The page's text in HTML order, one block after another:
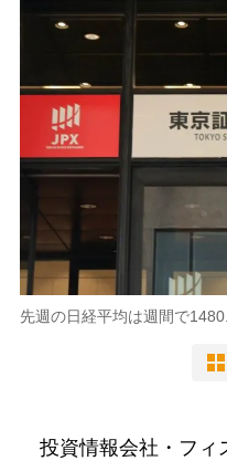
先週の日経平均は週間で
投資情報会社・フィ